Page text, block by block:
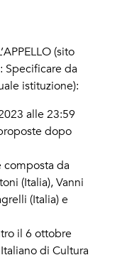
(sito
Specificare da
istituzione):
alle 23:59
dopo
composta da
(Italia), Vanni
(Italia) e
il 6 ottobre
di Cultura